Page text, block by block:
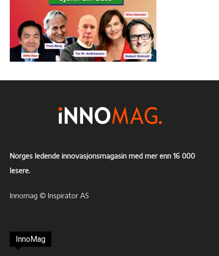
Norges ledende innovasjonsmagasin med mer enn 16 000
lesere.
Innomag © Inspirator AS
InnoMag